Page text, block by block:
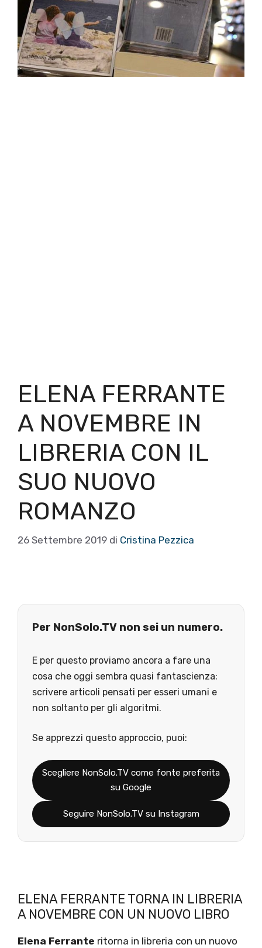
ELENA FERRANTE
A NOVEMBRE IN
LIBRERIA CON IL
SUO NUOVO
ROMANZO
26 Settembre 2019 di Cristina Pezzica
Per NonSolo.TV non sei un numero.
E per questo proviamo ancora a fare una
cosa che oggi sembra quasi fantascienza:
scrivere articoli pensati per esseri umani e
non soltanto per gli algoritmi.
Se apprezzi questo approccio, puoi:
Scegliere NonSolo.TV come fonte preferita
su Google
Seguire NonSolo.TV su Instagram
ELENA FERRANTE TORNA IN LIBRERIA
A NOVEMBRE CON UN NUOVO LIBRO
Elena Ferrante ritorna in libreria con un nuovo